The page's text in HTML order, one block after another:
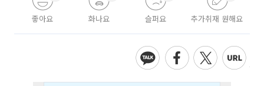
좋아요 화나요 슬퍼요 추가취재 원해요